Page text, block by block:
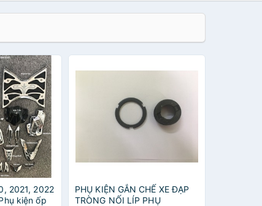
2021, 2022
kiện ốp
PHỤ KIỆN GẮN CHẾ XE ĐẠP
TRÒNG NỐI LÍP PHỤ